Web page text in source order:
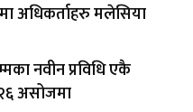
अधिकर्ताहरु मलेसिया
नवीन प्रविधि एकै
असोजमा